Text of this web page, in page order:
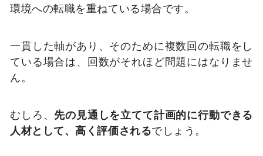
環境への転職を重ねている場合です。
一貫した軸があり、そのために複数回の転職をし
ている場合は、回数がそれほど問題にはなりませ
ん。
むしろ、 先の見通しを立てて計画的に行動できる
人材として、高く評価されるでしょう。